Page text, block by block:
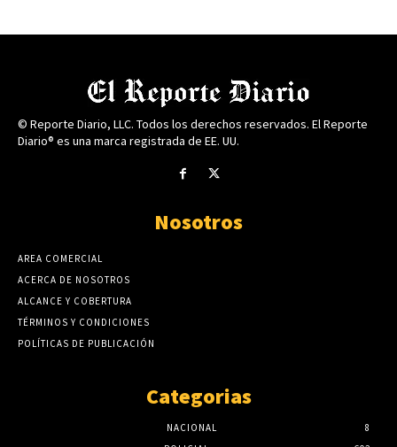
© Reporte Diario, LLC. Todos los derechos reservados. El Reporte
Diario® es una marca registrada de EE. UU.
Nosotros
AREA COMERCIAL
ACERCA DE NOSOTROS
ALCANCE Y COBERTURA
TÉRMINOS Y CONDICIONES
POLÍTICAS DE PUBLICACIÓN
Categorias
NACIONAL
8